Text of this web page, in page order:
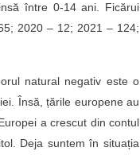
între 0-14 ani. Ficărui
2020 – 12; 2021 – 124;
natural negativ este o
Însă, țările europene au
a crescut din contul
Deja suntem în situația